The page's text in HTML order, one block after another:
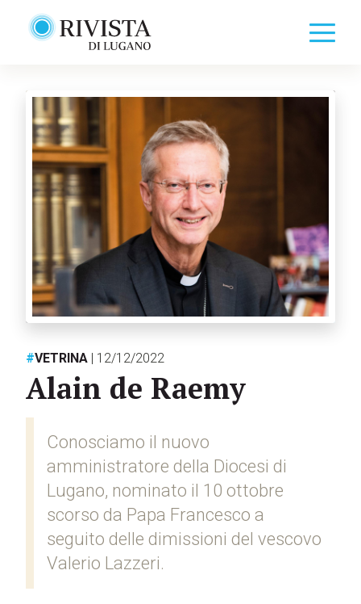
#VETRINA | 12/12/2022
Alain de Raemy
Conosciamo il nuovo
amministratore della Diocesi di
Lugano, nominato il 10 ottobre
scorso da Papa Francesco a
seguito delle dimissioni del vescovo
Valerio Lazzeri.